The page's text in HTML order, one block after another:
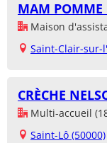
MAM POMME
Maison
Saint-Clair-sur-
CRÈCHE
Multi-accueil
Saint-Lô (50000)